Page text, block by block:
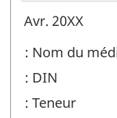
Avr. 20XX
: Nom du
: DIN
: Teneur